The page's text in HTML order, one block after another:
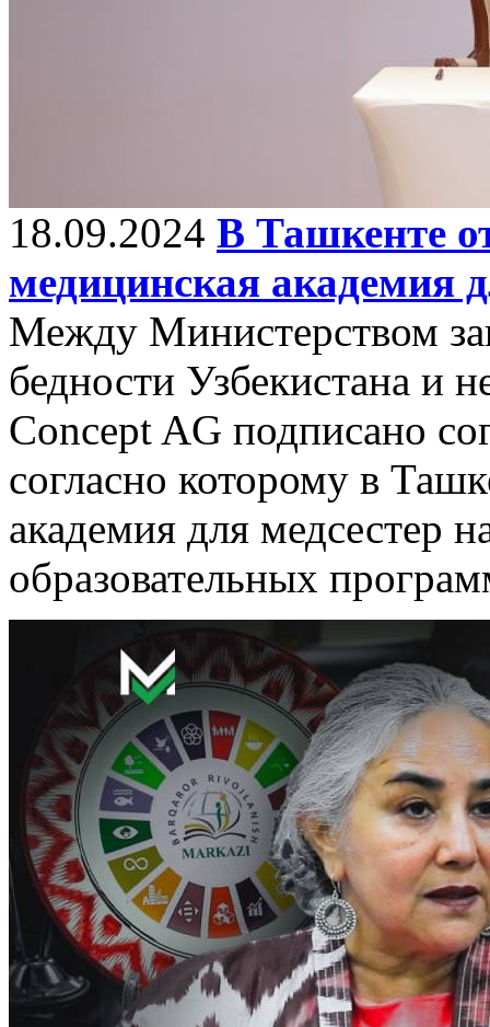
18.09.2024 В Ташкенте
медицинская академия
Между Министерством
бедности Узбекистана и
Concept AG подписано
согласно которому в
академия для медсестер
образовательных